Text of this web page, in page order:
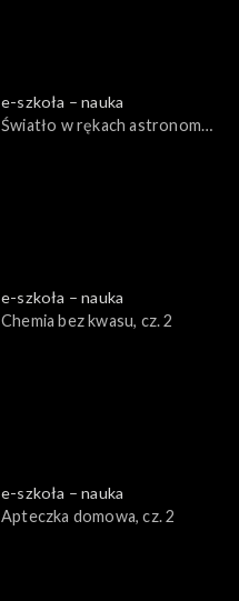
e-szkoła – nauka
Światło w rękach astronoma,
e-szkoła – nauka
Chemia bez kwasu, cz. 2
e-szkoła – nauka
Apteczka domowa, cz. 2